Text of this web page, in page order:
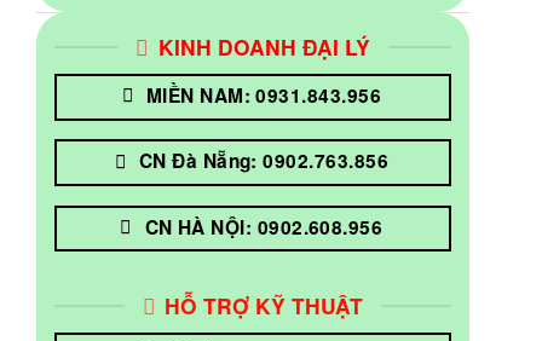
KINH DOANH ĐẠI LÝ
MIỀN NAM: 0931.843.956
CN Đà Nẵng: 0902.763.856
CN HÀ NỘI: 0902.608.956
HỖ TRỢ KỸ THUẬT